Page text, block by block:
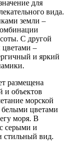
для
вида.
земли –
С другой
цветами –
и яркий
размещена
и объектов
морской
белыми цветами
моря. В
серыми и
стильный вид.